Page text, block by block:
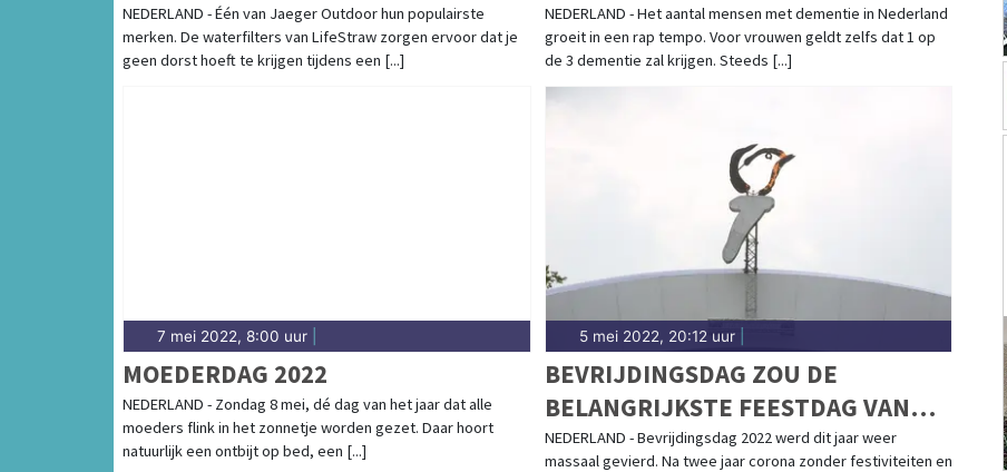
NEDERLAND - Één van Jaeger Outdoor hun populairste
merken. De waterfilters van LifeStraw zorgen ervoor dat je
geen dorst hoeft te krijgen tijdens een [...]
NEDERLAND - Het aantal mensen met dementie in Nederland
groeit in een rap tempo. Voor vrouwen geldt zelfs dat 1 op
de 3 dementie zal krijgen. Steeds [...]
7 mei 2022, 8:00 uur
MOEDERDAG 2022
NEDERLAND - Zondag 8 mei, dé dag van het jaar dat alle
moeders flink in het zonnetje worden gezet. Daar hoort
natuurlijk een ontbijt op bed, een [...]
5 mei 2022, 20:12 uur|
BEVRIJDINGSDAG ZOU DE
BELANGRIJKSTE FEESTDAG VAN
HET JAAR MOETEN ZIJN
NEDERLAND - Bevrijdingsdag 2022 werd dit jaar weer
massaal gevierd. Na twee jaar corona zonder festiviteiten en